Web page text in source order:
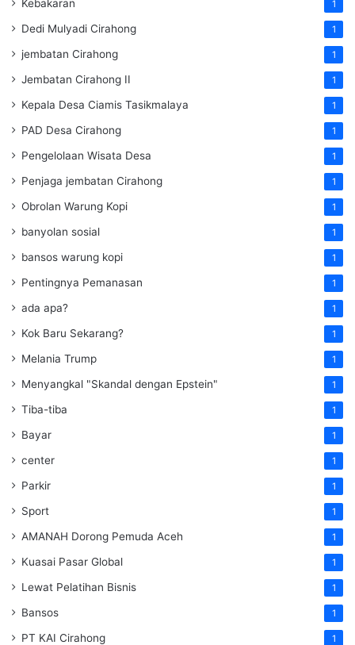
Kebakaran 1
Dedi Mulyadi Cirahong 1
jembatan Cirahong 1
Jembatan Cirahong II 1
Kepala Desa Ciamis Tasikmalaya 1
PAD Desa Cirahong 1
Pengelolaan Wisata Desa 1
Penjaga jembatan Cirahong 1
Obrolan Warung Kopi 1
banyolan sosial 1
bansos warung kopi 1
Pentingnya Pemanasan 1
ada apa? 1
Kok Baru Sekarang? 1
Melania Trump 1
Menyangkal "Skandal dengan Epstein" 1
Tiba-tiba 1
Bayar 1
center 1
Parkir 1
Sport 1
AMANAH Dorong Pemuda Aceh 1
Kuasai Pasar Global 1
Lewat Pelatihan Bisnis 1
Bansos 1
PT KAI Cirahong 1